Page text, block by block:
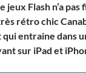
jeux Flash n’a
rétro chic
qui entraine dans
sur iPad et